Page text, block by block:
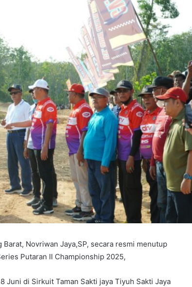
Novriwan Jaya,SP, secara resmi menutup
Putaran II Championship 2025,
Juni di Sirkuit Taman Sakti jaya Tiyuh Sakti Jaya